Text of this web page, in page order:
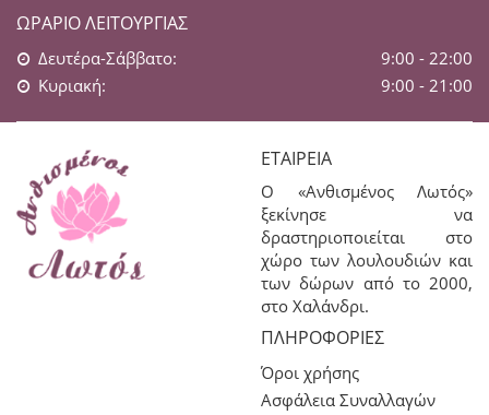
ΩΡΆΡΙΟ ΛΕΙΤΟΥΡΓΊΑΣ
Δευτέρα-Σάββατο:
9:00 - 22:00
Κυριακή:
9:00 - 21:00
ΕΤΑΙΡΕΊΑ
Ο «Ανθισμένος Λωτός»
ξεκίνησε να
δραστηριοποιείται στο
χώρο των λουλουδιών και
των δώρων από το 2000,
στο Χαλάνδρι.
ΠΛΗΡΟΦΟΡΊΕΣ
Όροι χρήσης
Ασφάλεια Συναλλαγών